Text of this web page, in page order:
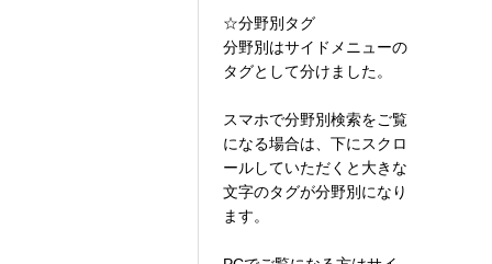
☆分野別タグ
分野別はサイドメニューの
タグとして分けました。
スマホで分野別検索をご覧
になる場合は、下にスクロ
ールしていただくと大きな
文字のタグが分野別になり
ます。